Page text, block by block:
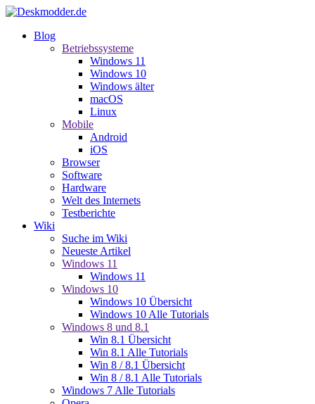
Blog
Betriebssysteme
Windows 11
Windows 10
Windows älter
macOS
Linux
Mobile
Android
iOS
Browser
Software
Hardware
Welt des Internets
Testberichte
Wiki
Suche im Wiki
Neueste Artikel
Windows 11
Windows 11
Windows 10
Windows 10 Übersicht
Windows 10 Alle Tutorials
Windows 8 und 8.1
Win 8.1 Übersicht
Win 8.1 Alle Tutorials
Win 8 / 8.1 Übersicht
Win 8 / 8.1 Alle Tutorials
Windows 7 Alle Tutorials